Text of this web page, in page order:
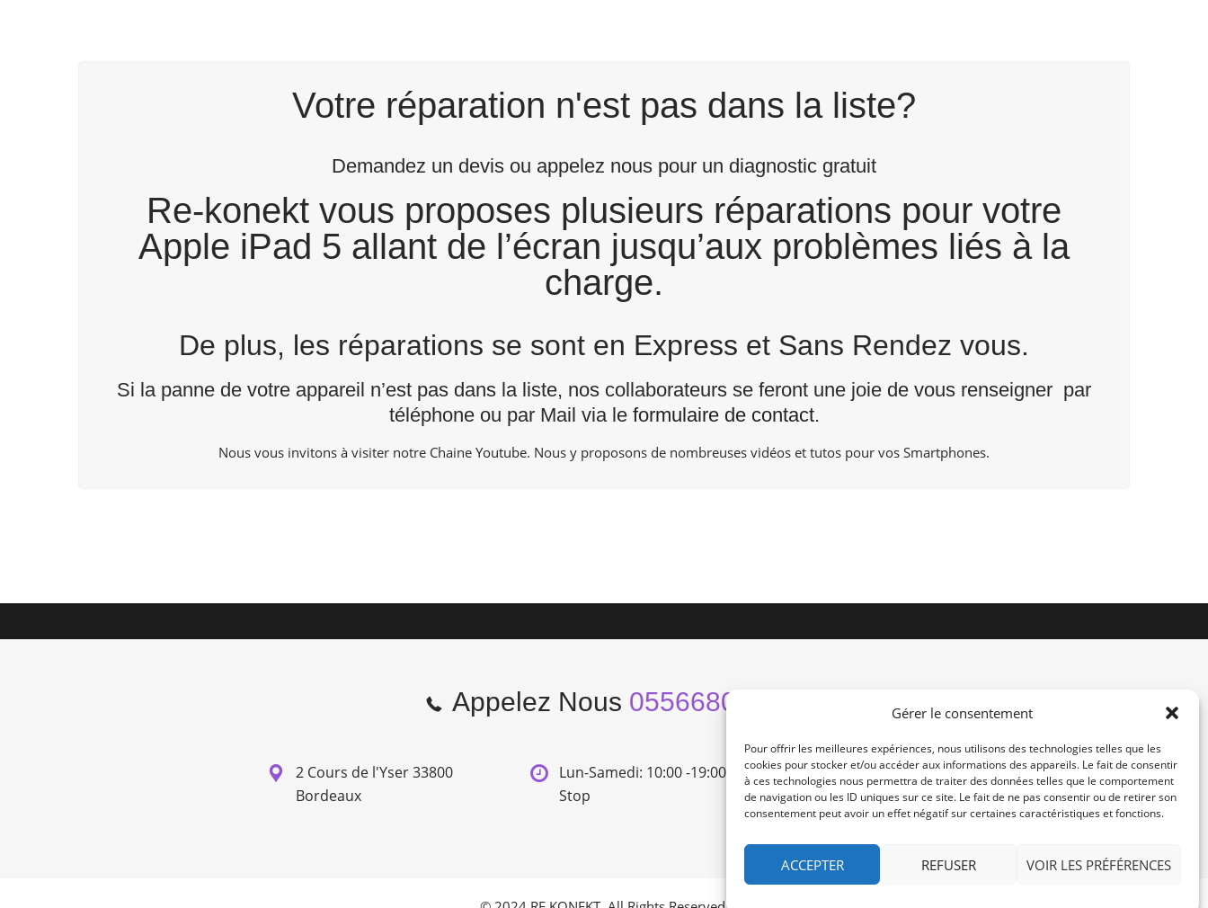
Gérer le consentement
Pour offrir les meilleures expériences, nous utilisons des technologies telles que les
cookies pour stocker et/ou accéder aux informations des appareils. Le fait de consentir
à ces technologies nous permettra de traiter des données telles que le comportement
de navigation ou les ID uniques sur ce site. Le fait de ne pas consentir ou de retirer son
consentement peut avoir un effet négatif sur certaines caractéristiques et fonctions.
ACCEPTER REFUSER VOIR LES PRÉFÉRENCES
Votre réparation n'est pas dans la liste?
Demandez un devis ou appelez nous pour un diagnostic gratuit
Re-konekt vous proposes plusieurs réparations pour votre
Apple iPad 5 allant de l’écran jusqu’aux problèmes liés à la
charge.
De plus, les réparations se sont en Express et Sans Rendez vous.
Si la panne de votre appareil n’est pas dans la liste, nos collaborateurs se feront une joie de vous renseigner par
téléphone ou par Mail via le formulaire de contact.
Nous vous invitons à visiter notre Chaine Youtube. Nous y proposons de nombreuses vidéos et tutos pour vos Smartphones.
Appelez Nous 0556680966
2 Cours de l'Yser 33800
Bordeaux
Lun-Samedi: 10:00 -19:00 Non
Stop
contact@re-konekt.fr
/
/